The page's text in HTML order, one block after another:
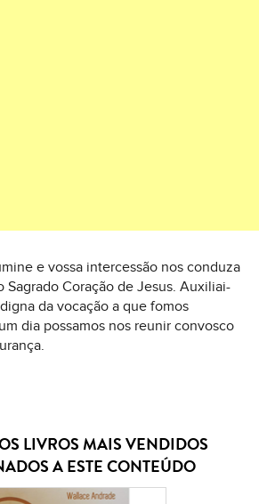
e vossa intercessão nos conduza
Sagrado Coração de Jesus. Auxiliai-
da vocação a que fomos
dia possamos nos reunir convosco
LIVROS MAIS VENDIDOS
A ESTE CONTEÚDO